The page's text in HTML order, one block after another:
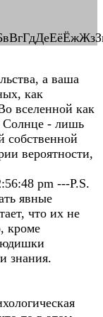
а ваша
как
вселенной как
Солнце - лишь
собственной
вероятности,
pm ---P.S.
явные
что их не
кроме
знания.